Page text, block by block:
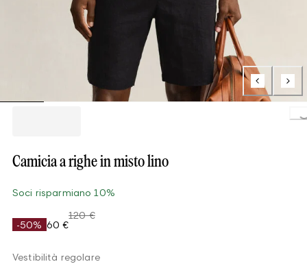
Camicia a righe in misto lino
Soci risparmiano 10%
-50% 60 €
120 €
Vestibilità regolare